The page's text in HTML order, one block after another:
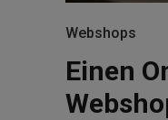
Webshops
Einen